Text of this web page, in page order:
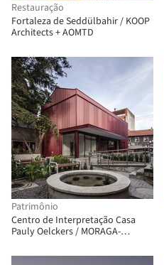
Restauração
Fortaleza de Seddülbahir / KOOP
Architects + AOMTD
Patrimônio
Centro de Interpretação Casa
Pauly Oelckers / MORAGA-